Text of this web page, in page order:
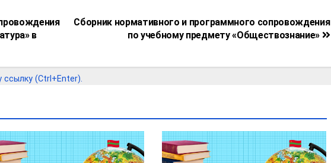
Сборник нормативного и программного сопровождения
по учебному предмету «Обществознание»
в
(Ctrl+Enter).